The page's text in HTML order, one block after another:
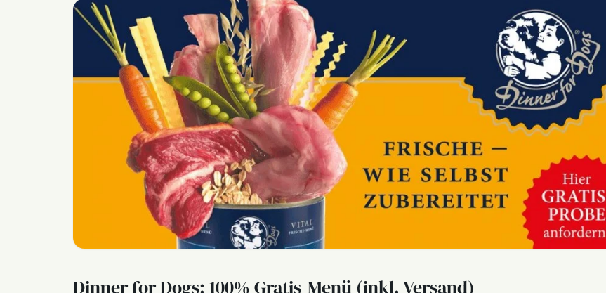
Dinner for Dogs: 100% Gratis-Menü (inkl. Versand)